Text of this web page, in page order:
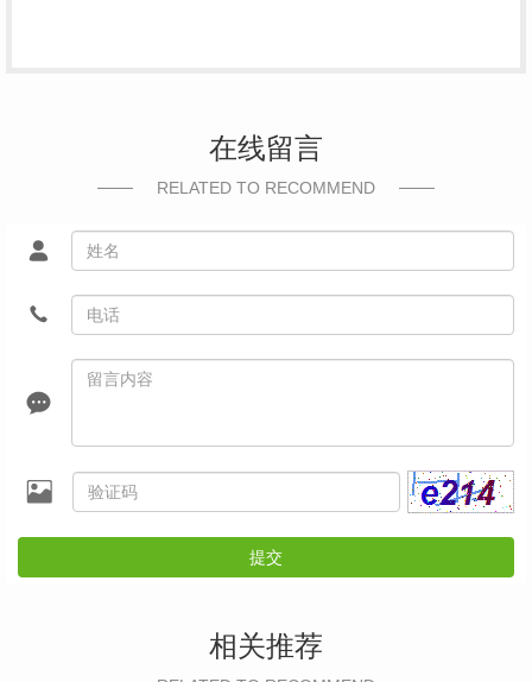
在线留言
RELATED TO RECOMMEND
提交
相关推荐